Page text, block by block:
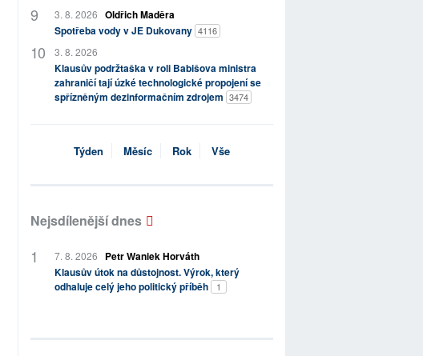
3. 8. 2026 Oldřich Maděra
Spotřeba vody v JE Dukovany 4116
3. 8. 2026
Klausův podržtaška v roli Babišova ministra
zahraničí tají úzké technologické propojení se
spřízněným dezinformačním zdrojem 3474
Týden Měsíc Rok Vše
Nejsdílenější dnes
7. 8. 2026
Petr Waniek Horváth
Klausův útok na důstojnost. Výrok, který
odhaluje celý jeho politický příběh
1